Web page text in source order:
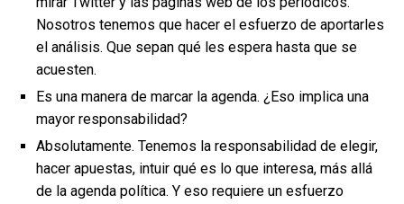
Nosotros tenemos que hacer el esfuerzo de aportarles
el análisis. Que sepan qué les espera hasta que se
acuesten.
Es una manera de marcar la agenda. ¿Eso implica una
mayor responsabilidad?
Absolutamente. Tenemos la responsabilidad de elegir,
hacer apuestas, intuir qué es lo que interesa, más allá
de la agenda política. Y eso requiere un esfuerzo